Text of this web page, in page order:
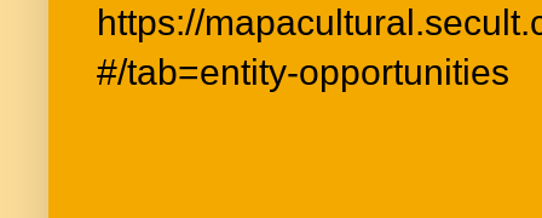
https://
#/tab=entity-opportunities